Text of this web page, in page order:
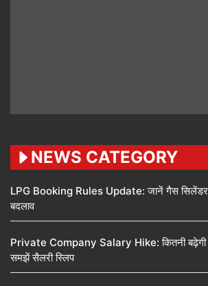
NEWS CATEGORY
LPG Booking Rules Update: जानें गैस
बदलाव
Private Company Salary Hike: कितनी
समझें सैलरी स्लिप